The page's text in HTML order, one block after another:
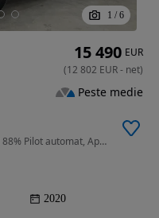
1 / 6
135 CP • GARANTIE 2 ANI, 55 KWH, SOH 88% Pilot automat, Apple Carplay
2020
15 490 EUR
(12 802 EUR- net)
Peste medie